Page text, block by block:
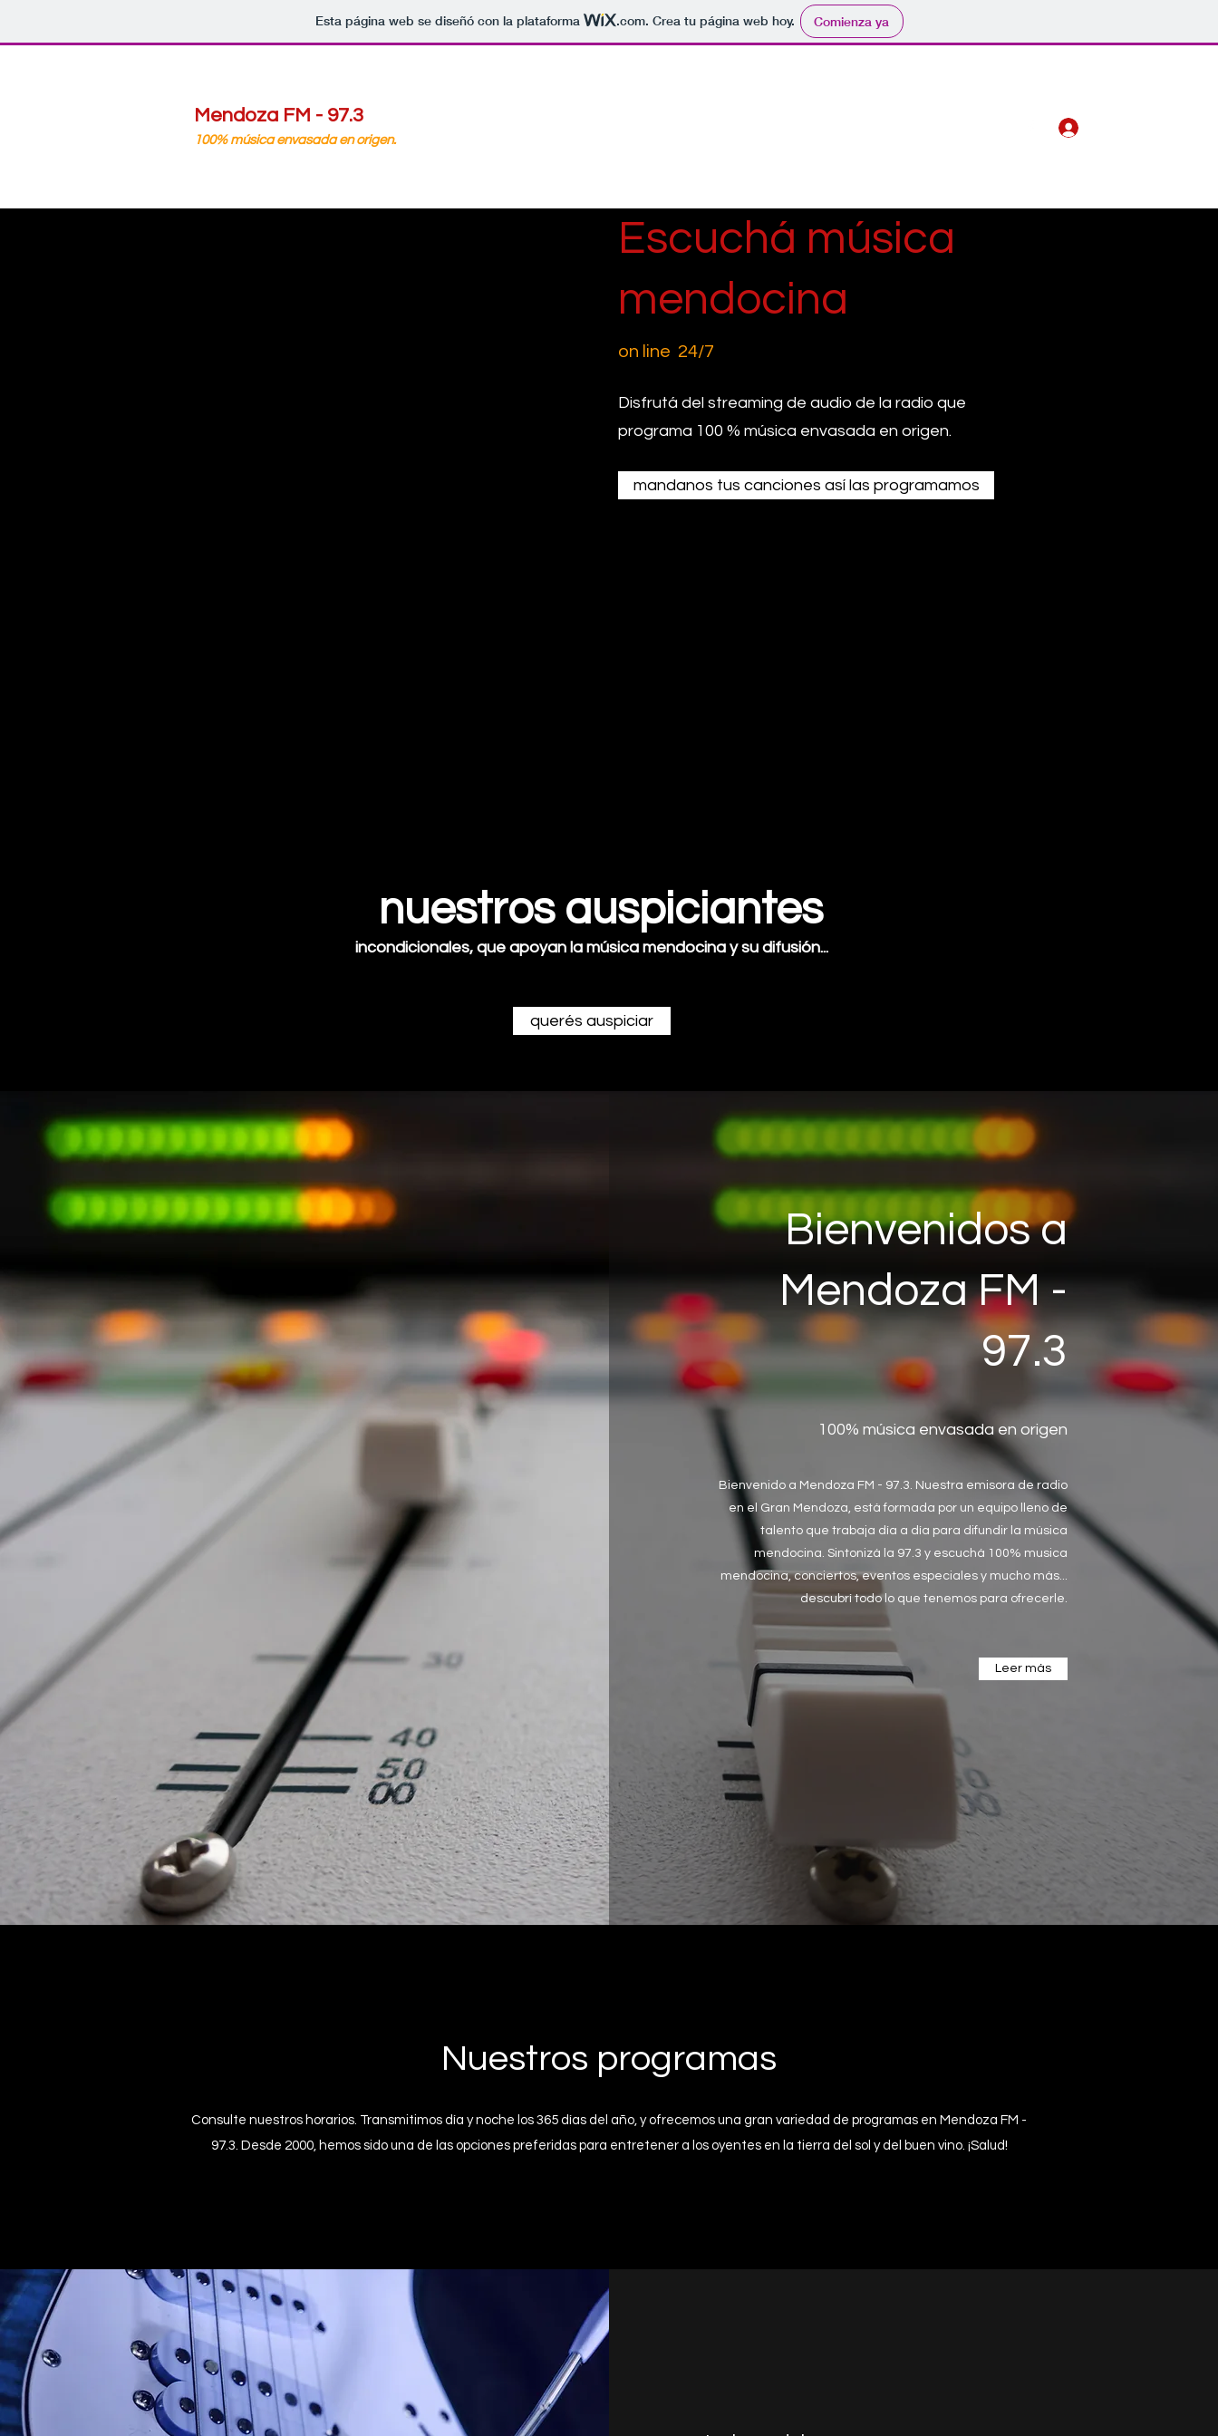
Esta página web se diseñó con la plataforma .com. Crea tu página web hoy. Comienza ya
Mendoza FM - 97.3
100% música envasada en origen.
Escuchá música
mendocina
on line 24/7
Disfrutá del streaming de audio de la radio que
programa 100 % música envasada en origen.
mandanos tus canciones así las programamos
nuestros auspiciantes
incondicionales, que apoyan la música mendocina y su difusión...
querés auspiciar
Bienvenidos a
Mendoza FM -
97.3
100% música envasada en origen
Bienvenido a Mendoza FM - 97.3. Nuestra emisora de radio
en el Gran Mendoza, está formada por un equipo lleno de
talento que trabaja día a día para difundir la música
mendocina. Sintonizá la 97.3 y escuchá 100% musica
mendocina, conciertos, eventos especiales y mucho más...
descubrí todo lo que tenemos para ofrecerle.
Leer más
Nuestros programas
Consulte nuestros horarios. Transmitimos día y noche los 365 días del año, y ofrecemos una gran variedad de programas en Mendoza FM -
97.3. Desde 2000, hemos sido una de las opciones preferidas para entretener a los oyentes en la tierra del sol y del buen vino. ¡Salud!